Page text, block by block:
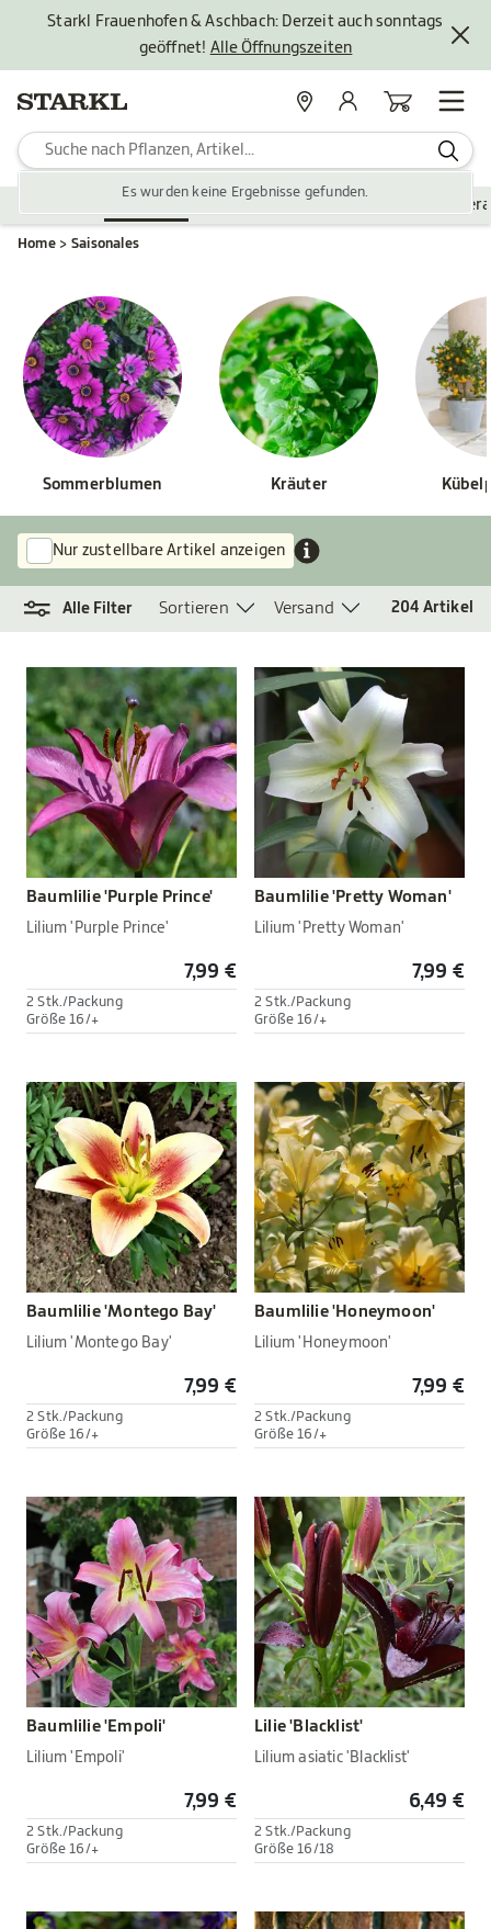
Starkl Frauenhofen & Aschbach: Derzeit auch sonntags
geöffnet! Alle Öffnungszeiten
Es wurden keine Ergebnisse gefunden.
StandorteMein KontoWarenkorb
Zubehör Gartengestaltung
Home Saisonales
Sommerblumen Kräuter
Nur zustellbare Artikel anzeigen
Alle Filter Sortieren Versand 204 Artikel
Baumlilie 'Purple Prince'
Lilium 'Purple Prince'
7,99 €
2 Stk./Packung
Größe 16/+
Baumlilie 'Pretty Woman'
Lilium 'Pretty Woman'
7,99 €
2 Stk./Packung
Größe 16/+
Baumlilie 'Montego Bay'
Lilium 'Montego Bay'
7,99 €
2 Stk./Packung
Größe 16/+
Baumlilie 'Honeymoon'
Lilium 'Honeymoon'
7,99 €
2 Stk./Packung
Größe 16/+
Baumlilie 'Empoli'
Lilium 'Empoli'
7,99 €
2 Stk./Packung
Größe 16/+
Lilie 'Blacklist'
Lilium asiatic 'Blacklist'
6,49 €
2 Stk./Packung
Größe 16/18